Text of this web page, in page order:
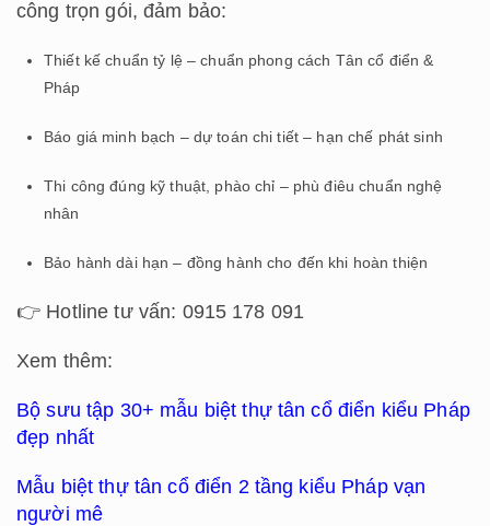
công trọn gói, đảm bảo:
Thiết kế chuẩn tỷ lệ – chuẩn phong cách Tân cổ điển &
Pháp
Báo giá minh bạch – dự toán chi tiết – hạn chế phát sinh
Thi công đúng kỹ thuật, phào chỉ – phù điêu chuẩn nghệ
nhân
Bảo hành dài hạn – đồng hành cho đến khi hoàn thiện
👉 Hotline tư vấn: 0915 178 091
Xem thêm:
Bộ sưu tập 30+ mẫu biệt thự tân cổ điển kiểu Pháp
đẹp nhất
Mẫu biệt thự tân cổ điển 2 tầng kiểu Pháp vạn
người mê